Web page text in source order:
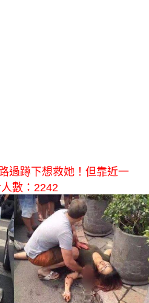
過蹲下想救她！但靠近一
數：2242